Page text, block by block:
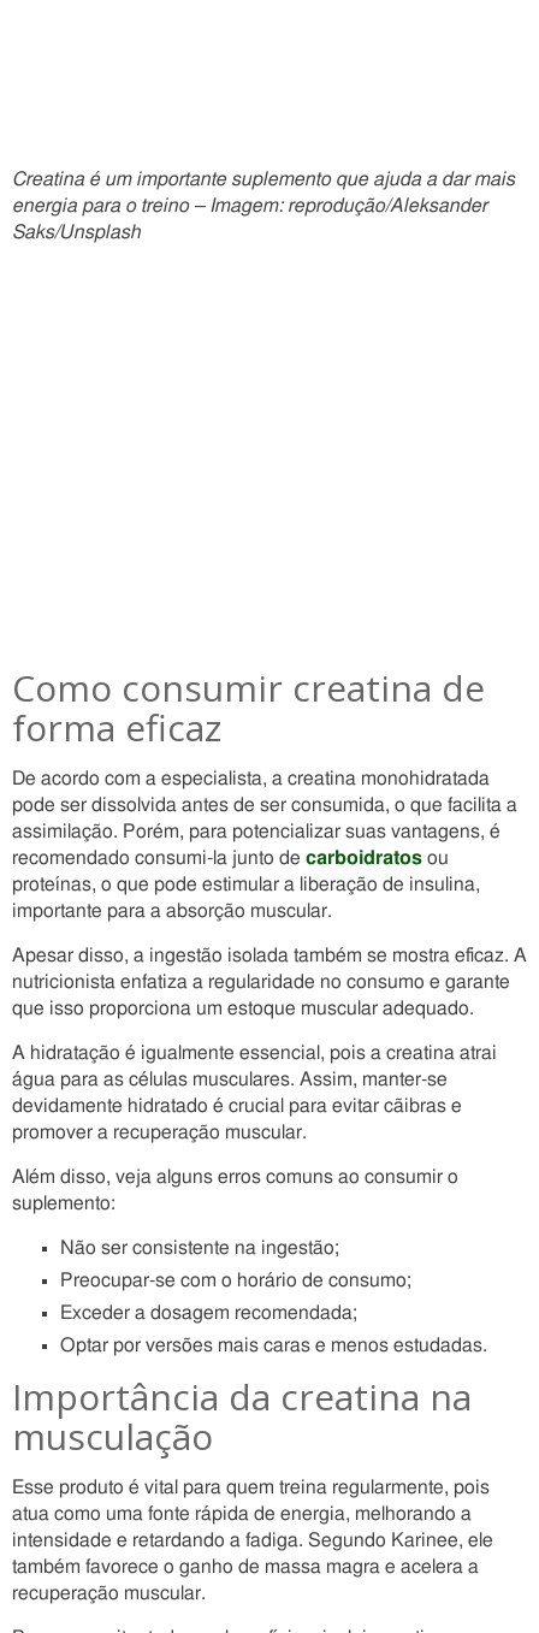
Creatina é um importante suplemento que ajuda a dar mais
energia para o treino – Imagem: reprodução/Aleksander
Saks/Unsplash
Como consumir creatina de
forma eficaz
De acordo com a especialista, a creatina monohidratada
pode ser dissolvida antes de ser consumida, o que facilita a
assimilação. Porém, para potencializar suas vantagens, é
recomendado consumi-la junto de carboidratos ou
proteínas, o que pode estimular a liberação de insulina,
importante para a absorção muscular.
Apesar disso, a ingestão isolada também se mostra eficaz. A
nutricionista enfatiza a regularidade no consumo e garante
que isso proporciona um estoque muscular adequado.
A hidratação é igualmente essencial, pois a creatina atrai
água para as células musculares. Assim, manter-se
devidamente hidratado é crucial para evitar cãibras e
promover a recuperação muscular.
Além disso, veja alguns erros comuns ao consumir o
suplemento:
Não ser consistente na ingestão;
Preocupar-se com o horário de consumo;
Exceder a dosagem recomendada;
Optar por versões mais caras e menos estudadas.
Importância da creatina na
musculação
Esse produto é vital para quem treina regularmente, pois
atua como uma fonte rápida de energia, melhorando a
intensidade e retardando a fadiga. Segundo Karinee, ele
também favorece o ganho de massa magra e acelera a
recuperação muscular.